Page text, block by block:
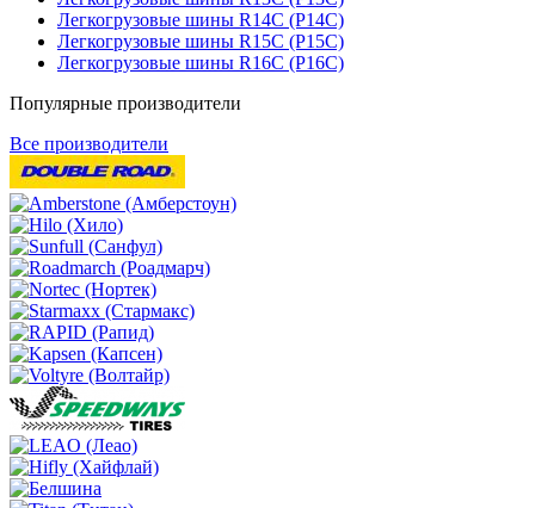
Легкогрузовые шины R14C (Р14С)
Легкогрузовые шины R15C (Р15С)
Легкогрузовые шины R16C (Р16С)
Популярные производители
Все производители